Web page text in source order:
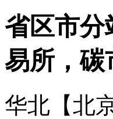
省区市分
易所，碳
华北【北